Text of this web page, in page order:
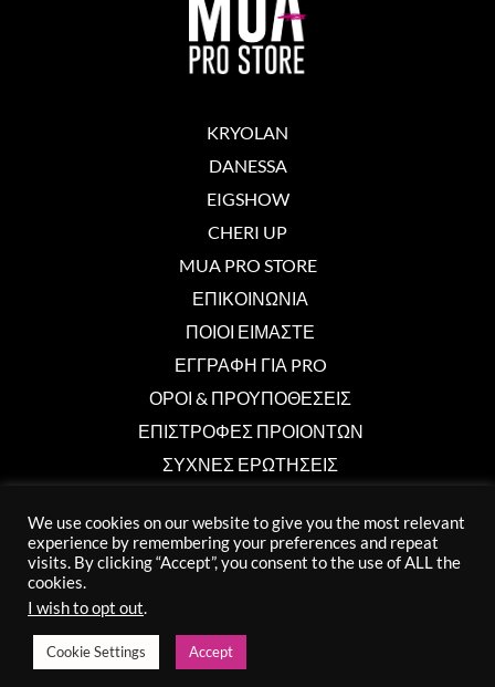
KRYOLAN
DANESSA
EIGSHOW
CHERI UP
MUA PRO STORE
ΕΠΙΚΟΙΝΩΝΙΑ
ΠΟΙΟΙ ΕΙΜΑΣΤΕ
ΕΓΓΡΑΦΗ ΓΙΑ PRO
ΟΡΟΙ & ΠΡΟΥΠΟΘΕΣΕΙΣ
ΕΠΙΣΤΡΟΦΕΣ ΠΡΟΙΟΝΤΩΝ
ΣΥΧΝΕΣ ΕΡΩΤΗΣΕΙΣ
Επικοινωνία
We use cookies on our website to give you the most relevant
experience by remembering your preferences and repeat
visits. By clicking “Accept”, you consent to the use of ALL the
cookies.
I wish to opt out.
Cookie Settings Accept